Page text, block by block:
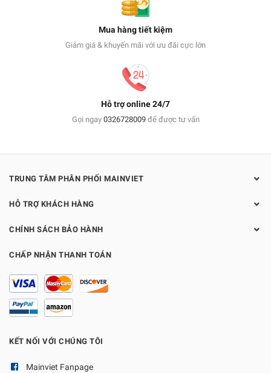
Mua hàng tiết kiệm
Giảm giá & khuyến mãi với ưu đãi cực lớn
Hỗ trợ online 24/7
Gọi ngay 0326728009để được tư vấn
TRUNG TÂM PHÂN PHỐI MAINVIET
HỖ TRỢ KHÁCH HÀNG
CHÍNH SÁCH BẢO HÀNH
CHẤP NHẬN THANH TOÁN
KẾT NỐI VỚI CHÚNG TÔI
Mainviet Fanpage